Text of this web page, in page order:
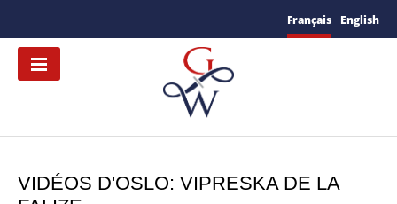
Français English
VIDÉOS D'OSLO: VIPRESKA DE LA